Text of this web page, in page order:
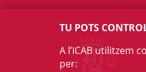
TU POTS
A l’ICAB utilitzem
per: